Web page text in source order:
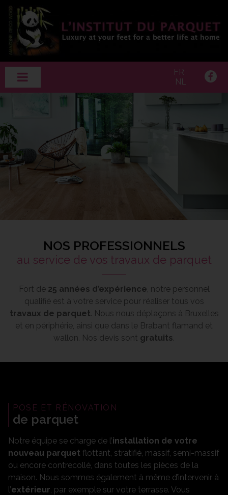
FR
NL
NOS PROFESSIONNELS
au service de vos travaux de parquet
Fort de 25 années d’expérience, notre personnel
qualifié est à votre service pour réaliser tous vos
travaux de parquet. Nous nous déplaçons à Bruxelles
et en périphérie, ainsi que dans le Brabant flamand et
wallon. Nos devis sont gratuits.
POSE ET RÉNOVATION
de parquet
Notre équipe se charge de l’installation de votre
nouveau parquet flottant, stratifié, massif, semi-massif
ou encore contrecollé, dans toutes les pièces de la
maison. Nous sommes également à même d’intervenir à
l’extérieur, par exemple sur votre terrasse. Vous